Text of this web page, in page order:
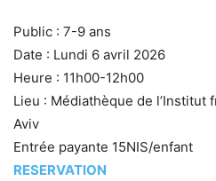
Public : 7-9 ans
Date : Lundi 6 avril 2026
Heure : 11h00-12h00
Lieu : Médiathèque de l’Institut
Aviv
Entrée payante 15NIS/enfant
RESERVATION